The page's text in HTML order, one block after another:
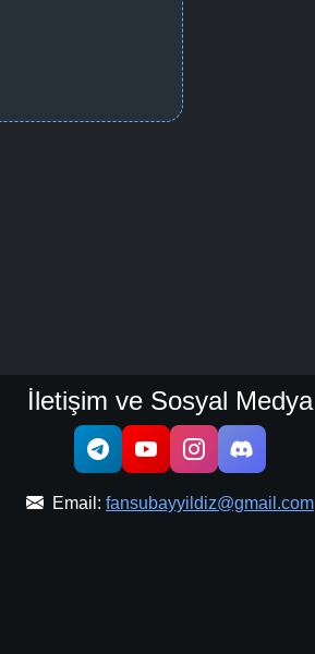
İletişim ve Sosyal Medya
Email: fansubayyildiz@gmail.com